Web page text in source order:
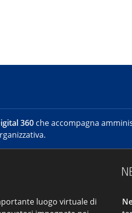
360 che accompagna
luogo virtuale di